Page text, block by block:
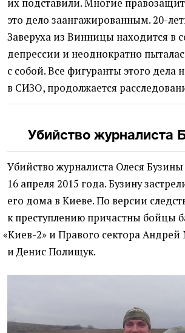
их подставили. Многие
это дело заангажированным. 20-
Заверуха из Винницы находится в
депрессии и неоднократно
с собой. Все фигуранты этого дела
в СИЗО, продолжается
Убийство журналиста
Убийство журналиста Олеся
16 апреля 2015 года. Бузину
его дома в Киеве. По версии
к преступлению причастны бойцы
«Киев-2» и Правого сектора
и Денис Полищук.